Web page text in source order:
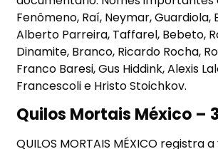
Fenômeno, Raí, Neymar, Guardiola,
Alberto Parreira, Taffarel, Bebeto,
Dinamite, Branco, Ricardo Rocha,
Franco Baresi, Gus Hiddink, Alexis
Francescoli e Hristo Stoichkov.
Quilos Mortais México –
QUILOS MORTAIS MÉXICO registra